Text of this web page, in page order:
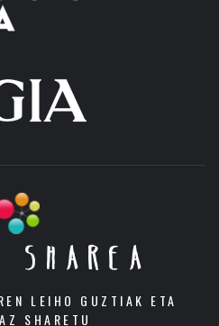
SHAREA
LEIHO GUZTIAK ETA
SHARETU